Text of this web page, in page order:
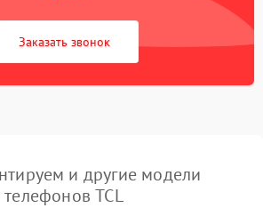
Заказать звонок
и другие модели
телефонов TCL